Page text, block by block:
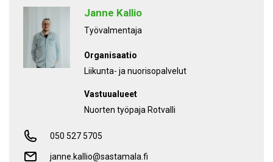
Janne Kallio
Työvalmentaja
Organisaatio
Liikunta- ja nuorisopalvelut
Vastuualueet
Nuorten työpaja Rotvalli
050 527 5705
janne.kallio@sastamala.fi